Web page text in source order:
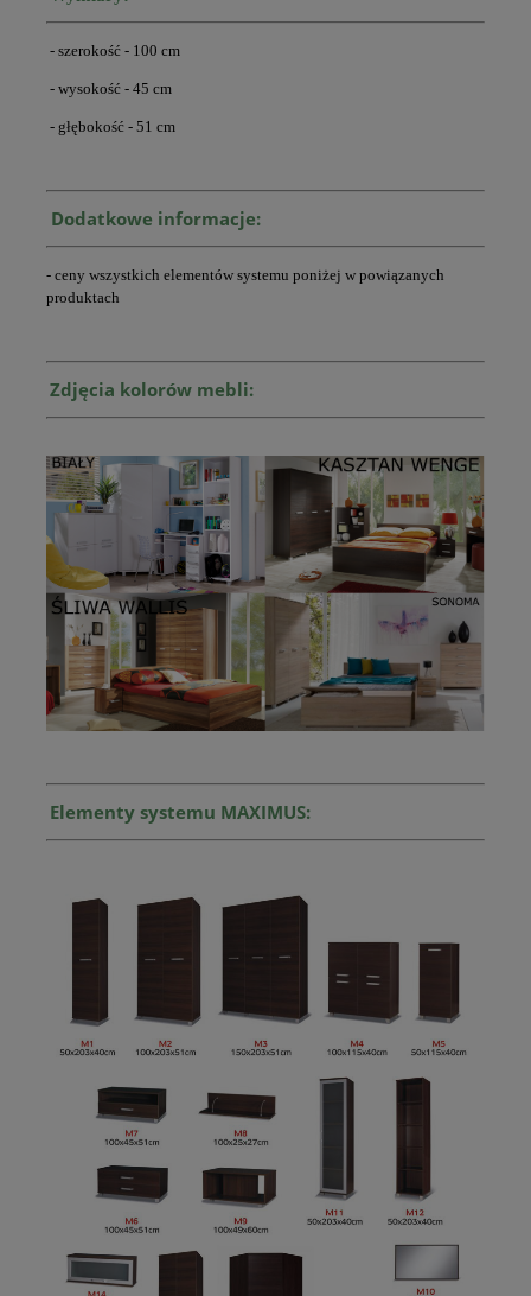
- szerokość - 100 cm
- wysokość - 45 cm
- głębokość - 51 cm
Dodatkowe informacje:
- ceny wszystkich elementów systemu poniżej w powiązanych
produktach
Zdjęcia kolorów mebli:
Elementy systemu MAXIMUS: